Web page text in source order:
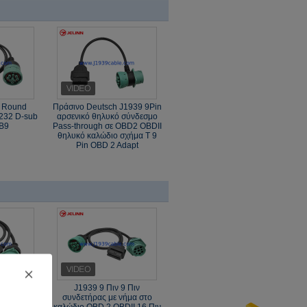
D-sub
Πράσινο Deutsch J1939 9Pin
αρσενικό θηλυκό σύνδεσμο
Pass-through σε OBD2 OBDII
θηλυκό καλώδιο σχήμα Τ 9
Pin OBD 2 Adapt
J1939 9 Πιν 9 Πιν
συνδετήρας με νήμα στο